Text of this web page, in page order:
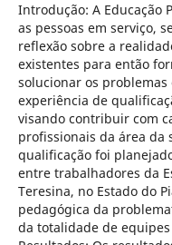
Introdução: A Educação
as pessoas em serviço,
reflexão sobre a
existentes para então
solucionar os
experiência de
visando contribuir com
profissionais da área da
qualificação foi
entre trabalhadores da
Teresina, no Estado do
pedagógica da
da totalidade de